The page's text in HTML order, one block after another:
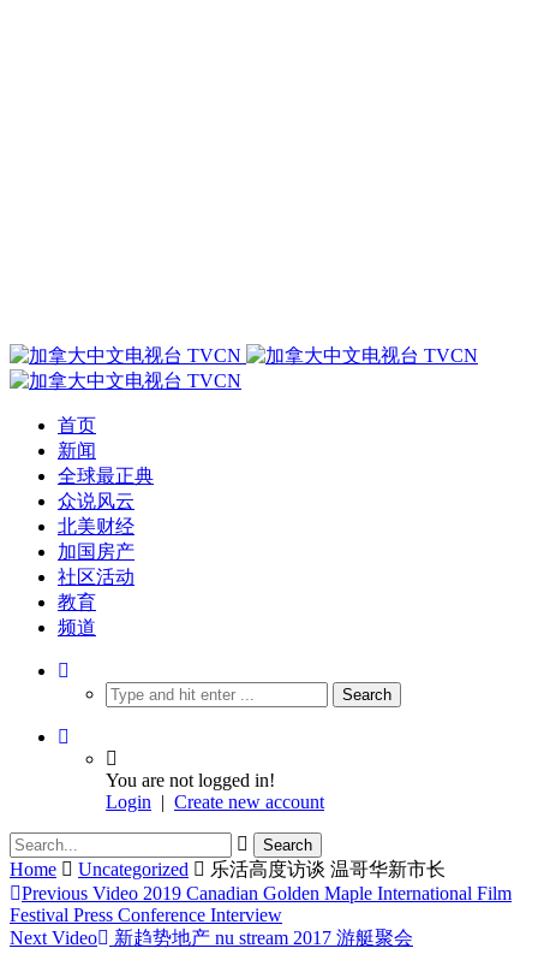
首页
新闻
全球最正典
众说风云
北美财经
加国房产
社区活动
教育
频道
You are not logged in!
Login | Create new account
Home Uncategorized
乐活高度访谈 温哥华新市长
Previous Video 2019 Canadian Golden Maple International Film
Festival Press Conference Interview
Next Video
新趋势地产 nu stream 2017 游艇聚会